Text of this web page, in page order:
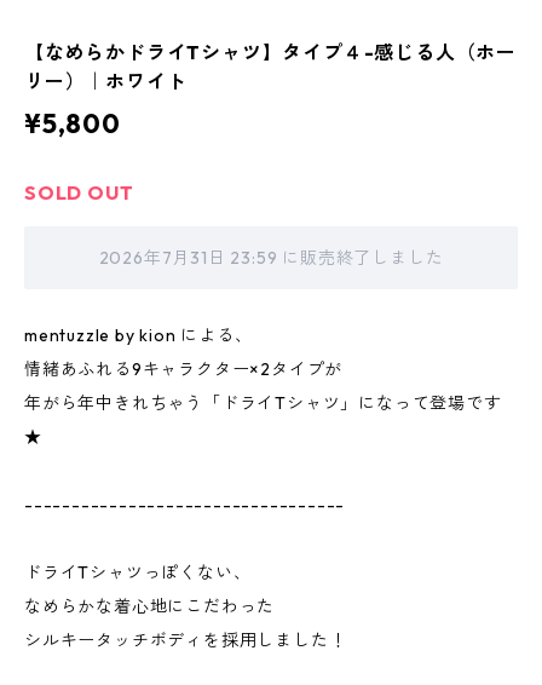
【なめらかドライTシャツ】タイプ４-感じる人（ホー
リー）｜ホワイト
¥5,800
SOLD OUT
2026年7月31日 23:59 に販売終了しました
mentuzzle by kion による、
情緒あふれる9キャラクター×2タイプが
年がら年中きれちゃう「ドライTシャツ」になって登場です
★
----------------------------------
ドライTシャツっぽくない、
なめらかな着心地にこだわった
シルキータッチボディを採用しました！